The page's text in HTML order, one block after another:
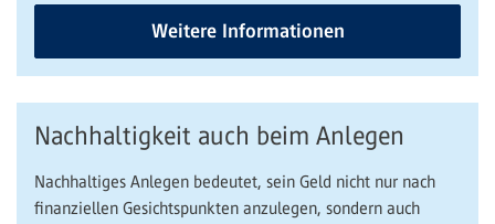
Weitere Informationen
Nachhaltigkeit auch beim Anlegen
Nachhaltiges Anlegen bedeutet, sein Geld nicht nur nach
finanziellen Gesichtspunkten anzulegen, sondern auch